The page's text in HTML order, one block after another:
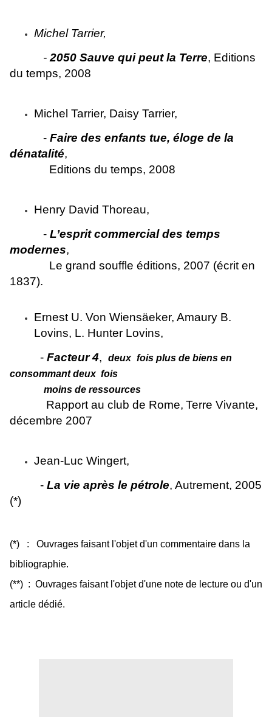
Michel Tarrier,
- 2050 Sauve qui peut la Terre, Editions
du temps, 2008
Michel Tarrier, Daisy Tarrier,
- Faire des enfants tue, éloge de la
dénatalité,
Editions du temps, 2008
Henry David Thoreau,
- L’esprit commercial des temps
modernes,
Le grand souffle éditions, 2007 (écrit en
1837).
Ernest U. Von Wiensäeker, Amaury B.
Lovins, L. Hunter Lovins,
- Facteur 4, deux fois plus de biens en
consommant deux fois
moins de ressources
Rapport au club de Rome, Terre Vivante,
décembre 2007
Jean-Luc Wingert,
- La vie après le pétrole, Autrement, 2005
(*)
(*) : Ouvrages faisant l'objet d'un commentaire dans la
bibliographie.
(**) : Ouvrages faisant l'objet d'une note de lecture ou d'un
article dédié.